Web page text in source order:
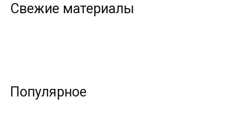
Свежие материалы
Популярное